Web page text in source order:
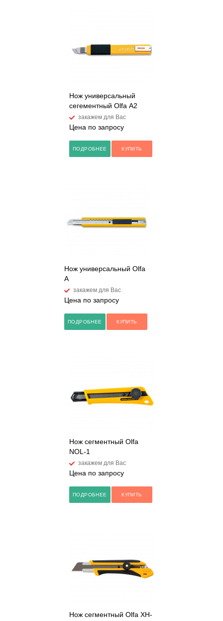
Нож универсальный
сегементный Olfa А2
закажем для Вас
Цена по запросу
ПОДРОБНЕЕ КУПИТЬ
Нож универсальный Olfa
А
закажем для Вас
Цена по запросу
ПОДРОБНЕЕ КУПИТЬ
Нож сегментный Olfa
NOL-1
закажем для Вас
Цена по запросу
ПОДРОБНЕЕ КУПИТЬ
Нож сегментный Olfa XH-